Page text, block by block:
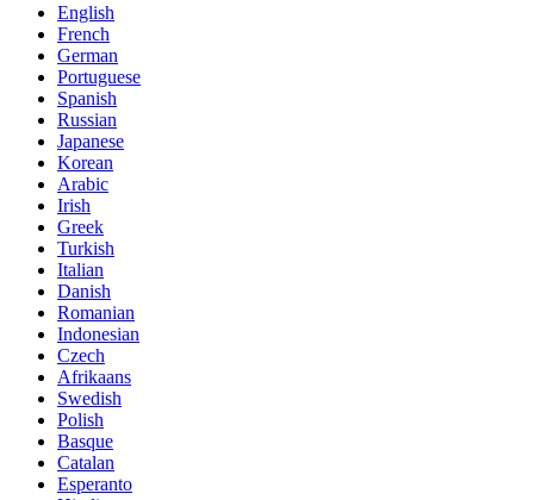
English
French
German
Portuguese
Spanish
Russian
Japanese
Korean
Arabic
Irish
Greek
Turkish
Italian
Danish
Romanian
Indonesian
Czech
Afrikaans
Swedish
Polish
Basque
Catalan
Esperanto